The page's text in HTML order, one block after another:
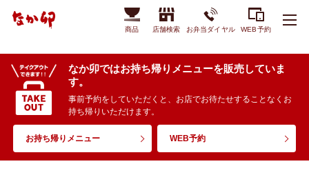
商品 店舗検索 お弁当ダイヤル WEB予約
なか卯ではお持ち帰りメニューを販売していま
す。
事前予約をしていただくと、お店でお待たせすることなくお
持ち帰りいただけます。
お持ち帰りメニュー WEB予約